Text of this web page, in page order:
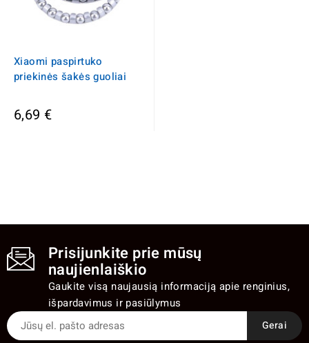
Xiaomi paspirtuko
priekinės šakės guoliai
6,69 €
Prisijunkite prie mūsų
naujienlaiškio
Gaukite visą naujausią informaciją apie renginius,
išpardavimus ir pasiūlymus